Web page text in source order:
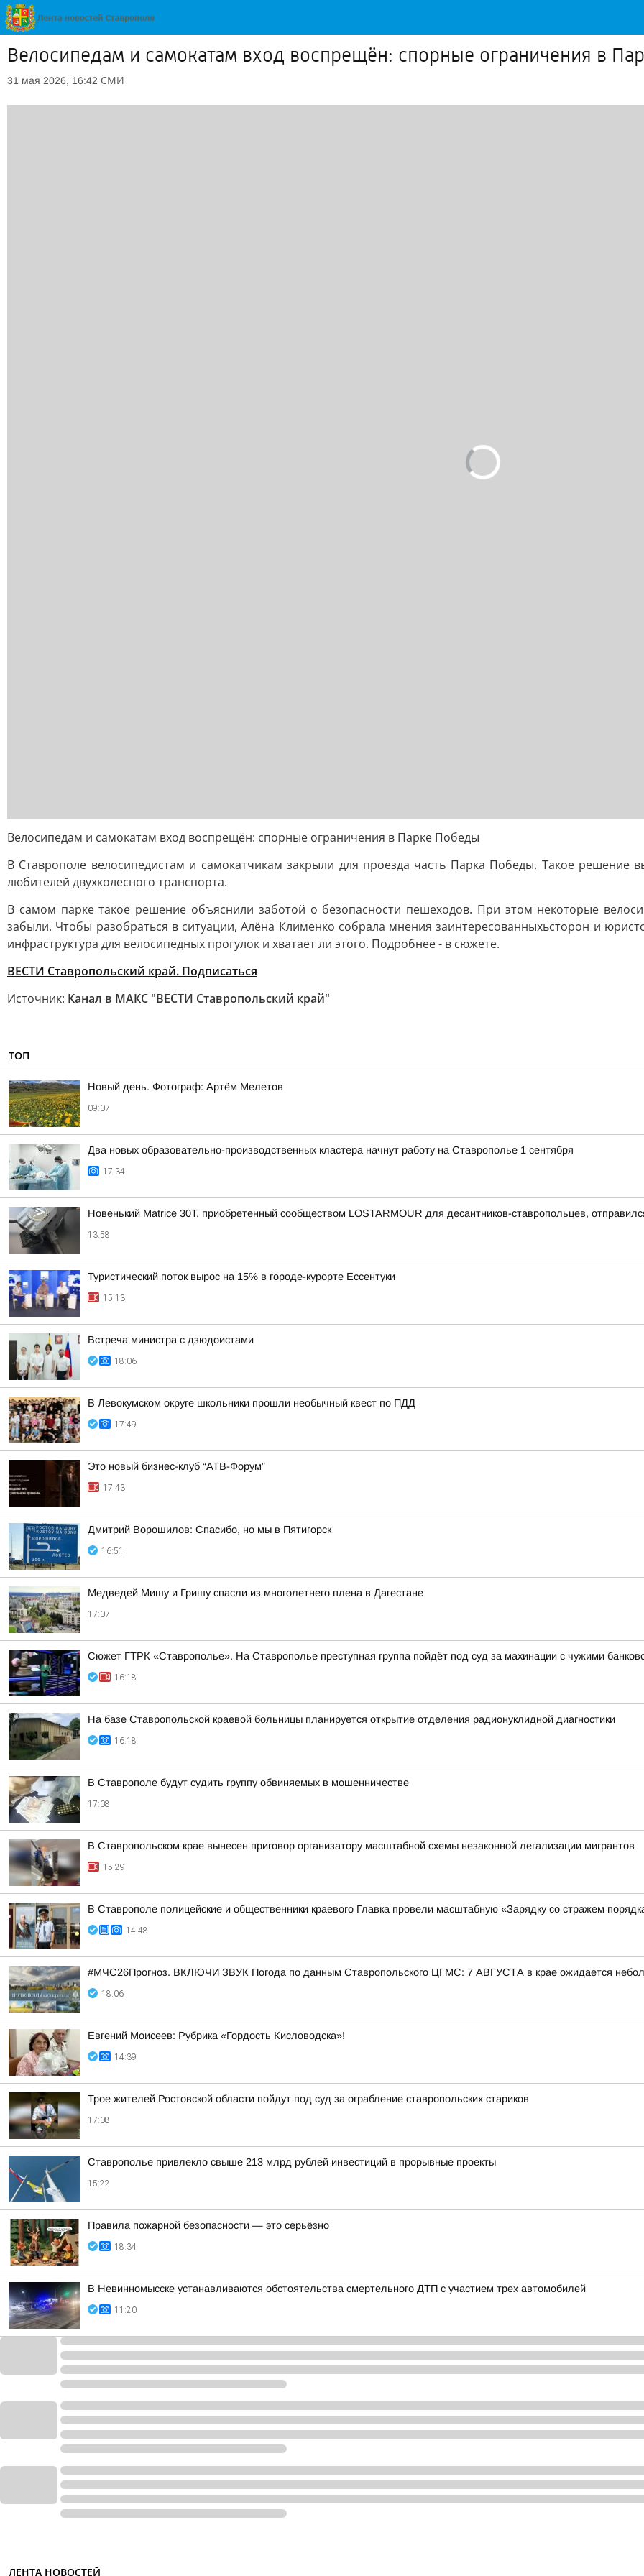
Велосипедам и самокатам вход воспрещён: спорные ограничения в
31 мая 2026, 16:42 СМИ
Велосипедам и самокатам вход воспрещён: спорные ограничения в Парке Победы
В Ставрополе велосипедистам и самокатчикам закрыли для проезда часть Парка Победы. Такое решение
любителей двухколесного транспорта.
В самом парке такое решение объяснили заботой о безопасности пешеходов. При этом некоторые
забыли. Чтобы разобраться в ситуации, Алёна Клименко собрала мнения заинтересованныхьсторон и
инфраструктура для велосипедных прогулок и хватает ли этого. Подробнее - в сюжете.
ВЕСТИ Ставропольский край. Подписаться
Источник: Канал в МАКС "ВЕСТИ Ставропольский край"
ТОП
Новый день. Фотограф: Артём Мелетов
09:07
Два новых образовательно-производственных кластера начнут работу на Ставрополье 1 сентября
17:34
Новенький Matrice 30T, приобретенный сообществом LOSTARMOUR для десантников-ставропольцев,
13:58
Туристический поток вырос на 15% в городе-курорте Ессентуки
15:13
Встреча министра с дзюдоистами
18:06
В Левокумском округе школьники прошли необычный квест по ПДД
17:49
Это новый бизнес-клуб “АТВ-Форум”
17:43
Дмитрий Ворошилов: Спасибо, но мы в Пятигорск
16:51
Медведей Мишу и Гришу спасли из многолетнего плена в Дагестане
17:07
Сюжет ГТРК «Ставрополье». На Ставрополье преступная группа пойдёт под суд за махинации с чужими
16:18
На базе Ставропольской краевой больницы планируется открытие отделения радионуклидной диагностики
16:18
В Ставрополе будут судить группу обвиняемых в мошенничестве
17:08
В Ставропольском крае вынесен приговор организатору масштабной схемы незаконной легализации мигрантов
15:29
В Ставрополе полицейские и общественники краевого Главка провели масштабную «Зарядку со стражем
14:48
#МЧС26Прогноз. ВКЛЮЧИ ЗВУК Погода по данным Ставропольского ЦГМС: 7 АВГУСТА в крае ожидается
18:06
Евгений Моисеев: Рубрика «Гордость Кисловодска»!
14:39
Трое жителей Ростовской области пойдут под суд за ограбление ставропольских стариков
17:08
Ставрополье привлекло свыше 213 млрд рублей инвестиций в прорывные проекты
15:22
Правила пожарной безопасности — это серьёзно
18:34
В Невинномысске устанавливаются обстоятельства смертельного ДТП с участием трех автомобилей
11:20
ЛЕНТА НОВОСТЕЙ